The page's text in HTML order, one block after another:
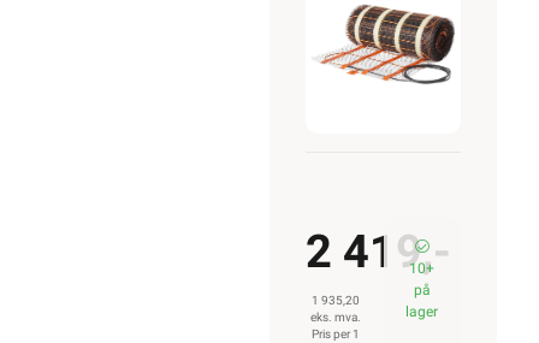
310W
2 419,-
1 935,20
eks. mva.
Pris per 1
10+
på
lager